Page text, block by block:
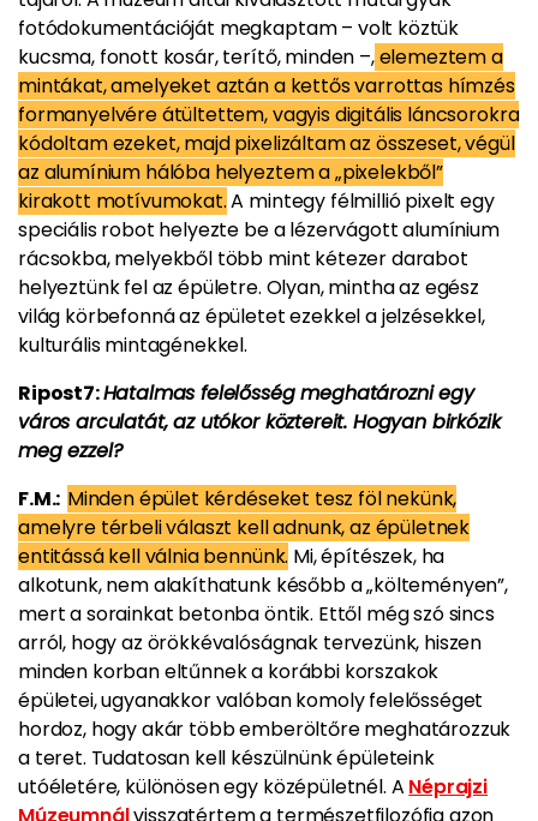
fotódokumentációját megkaptam – volt köztük
kucsma, fonott kosár, terítő, minden –,elemeztem a
mintákat, amelyeket aztán a kettős varrottas hímzés
formanyelvére átültettem, vagyis digitális láncsorokra
kódoltam ezeket, majd pixelizáltam az összeset, végül
az alumínium hálóba helyeztem a „pixelekből”
kirakott motívumokat.A mintegy félmillió pixelt egy
speciális robot helyezte be a lézervágott alumínium
rácsokba, melyekből több mint kétezer darabot
helyeztünk fel az épületre. Olyan, mintha az egész
világ körbefonná az épületet ezekkel a jelzésekkel,
kulturális mintagénekkel.
Ripost7:Hatalmas felelősség meghatározni egy
város arculatát, az utókor köztereit. Hogyan birkózik
meg ezzel?
F.M.: Minden épület kérdéseket tesz föl nekünk,
amelyre térbeli választ kell adnunk, az épületnek
entitássá kell válnia bennünk. Mi, építészek, ha
alkotunk, nem alakíthatunk később a „költeményen”,
mert a sorainkat betonba öntik. Ettől még szó sincs
arról, hogy az örökkévalóságnak tervezünk, hiszen
minden korban eltűnnek a korábbi korszakok
épületei, ugyanakkor valóban komoly felelősséget
hordoz, hogy akár több emberöltőre meghatározzuk
a teret. Tudatosan kell készülnünk épületeink
utóéletére, különösen egy középületnél. A Néprajzi